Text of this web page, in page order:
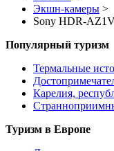
Экшн-камеры >
Sony HDR-
Популярный туризм
Термальные
Карелия,
Туризм в Европе